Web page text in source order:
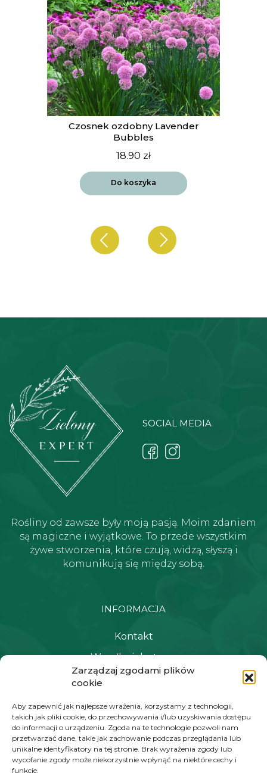
Zarządzaj zgodami plików
cookie
Aby zapewnić jak najlepsze wrażenia, korzystamy z technologii,
takich jak pliki cookie, do przechowywania i/lub uzyskiwania dostępu
do informacji o urządzeniu. Zgoda na te technologie pozwoli nam
przetwarzać dane, takie jak zachowanie podczas przeglądania lub
unikalne identyfikatory na tej stronie. Brak wyrażenia zgody lub
wycofanie zgody może niekorzystnie wpłynąć na niektóre cechy i
funkcje.
Czosnek ozdobny Lavender
Bubbles
18.90 zł
Do koszyka
SOCIAL MEDIA
Rośliny od zawsze były moją pasją. Moim zdaniem
są magiczne i wyjątkowe. To przede wszystkim
żywe stworzenia, które czują, widzą, słyszą i
komunikują się między sobą.
INFORMACJA
Kontakt
Wysyłka i dostawa
Polityka prywatności i regulamin
NAWIGACJA
Moje konto